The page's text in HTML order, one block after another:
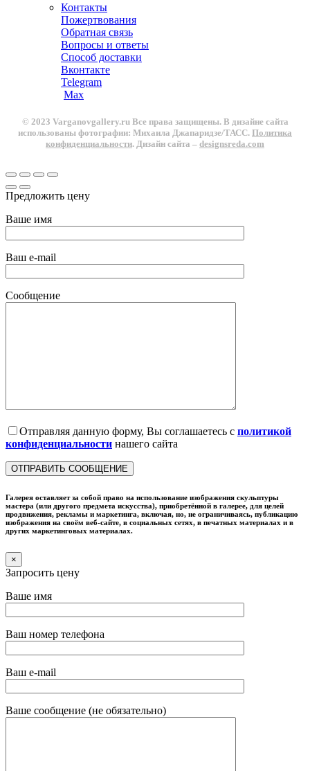
Контакты
Пожертвования
Обратная связь
Вопросы и ответы
Способ доставки
Вконтакте
Telegram
Max
© 2023 Varganovgallery.ru Все права защищены. В дизайне сайта
использованы фотографии: Михаила Джапаридзе/ТАСС. Политика
конфиденциальности. Дизайн сайта – designsreda.com
Предложить цену
Ваше имя
Ваш e-mail
Сообщение
Отправляя данную форму, Вы соглашаетесь с политикой
конфиденциальности нашего сайта
Галерея оставляет за собой право на использование изображения скульптуры
мастера (или другого предмета искусства), приобретённой в галерее, для целей
продвижения, рекламы и маркетинга, включая, но, не ограничиваясь, публикацию
изображения на своём веб-сайте, в социальных сетях, в печатных материалах и в
других маркетинговых материалах.
×
Запросить цену
Ваше имя
Ваш номер телефона
Ваш e-mail
Ваше сообщение (не обязательно)